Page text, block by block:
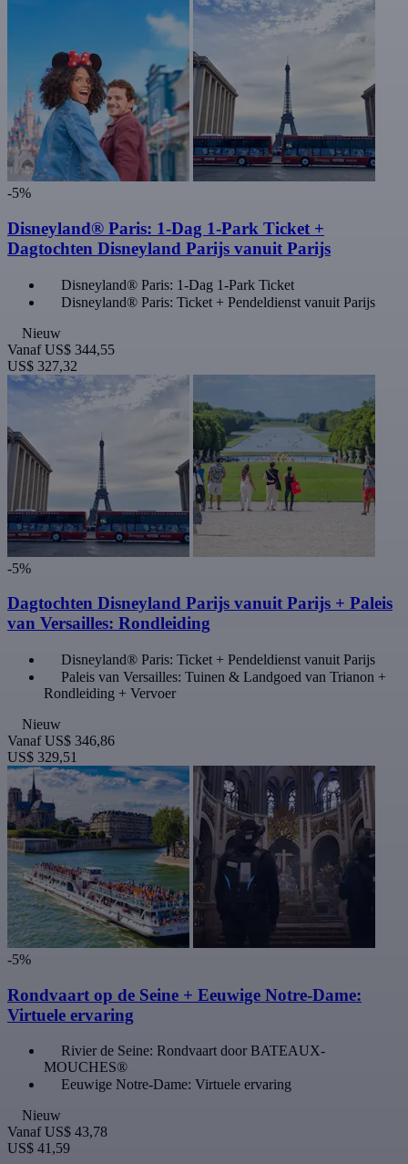
-5%
Disneyland® Paris: 1-Dag 1-Park Ticket +
Dagtochten Disneyland Parijs vanuit Parijs
Disneyland® Paris: 1-Dag 1-Park Ticket
Disneyland® Paris: Ticket + Pendeldienst vanuit Parijs
Nieuw
Vanaf US$ 344,55
US$ 327,32
-5%
Dagtochten Disneyland Parijs vanuit Parijs + Paleis
van Versailles: Rondleiding
Disneyland® Paris: Ticket + Pendeldienst vanuit Parijs
Paleis van Versailles: Tuinen & Landgoed van Trianon +
Rondleiding + Vervoer
Nieuw
Vanaf US$ 346,86
US$ 329,51
-5%
Rondvaart op de Seine + Eeuwige Notre-Dame:
Virtuele ervaring
Rivier de Seine: Rondvaart door BATEAUX-
MOUCHES®
Eeuwige Notre-Dame: Virtuele ervaring
Nieuw
Vanaf US$ 43,78
US$ 41,59